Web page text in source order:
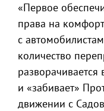
«Первое
права на
с
количество
и «забивает»
движении с